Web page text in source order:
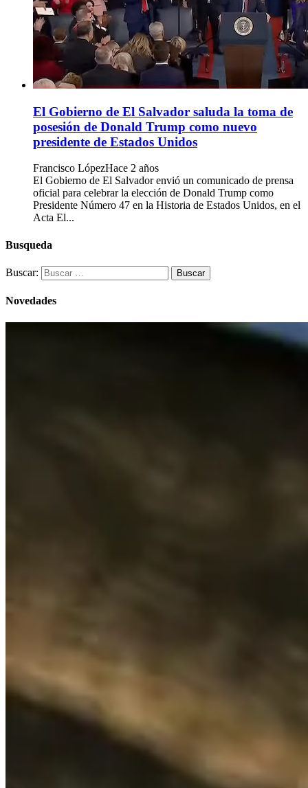
El Gobierno de El Salvador saluda la toma de
posesión de Donald Trump como nuevo
presidente de Estados Unidos
Francisco LópezHace 2 años
El Gobierno de El Salvador envió un comunicado de prensa
oficial para celebrar la elección de Donald Trump como
Presidente Número 47 en la Historia de Estados Unidos, en el
Acta El...
Busqueda
Buscar:
Novedades